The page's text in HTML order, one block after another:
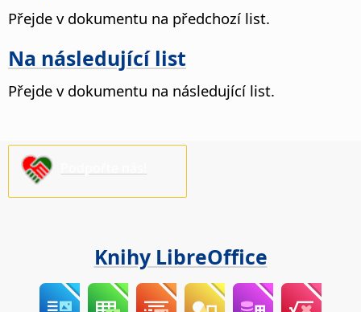
Přejde v dokumentu na předchozí list.
Na následující list
Přejde v dokumentu na následující list.
Knihy LibreOffice